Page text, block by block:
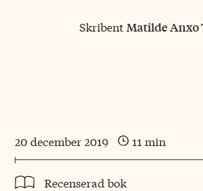
SkribentMatilde Anxo
20 december 2019 11 min
Recenserad bok